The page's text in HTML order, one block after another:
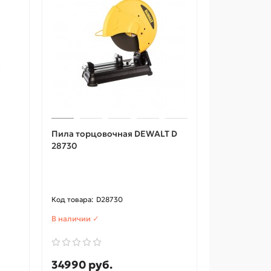
Пила торцовочная DEWALT D
28730
D28730
В наличии ✓
34990 руб.